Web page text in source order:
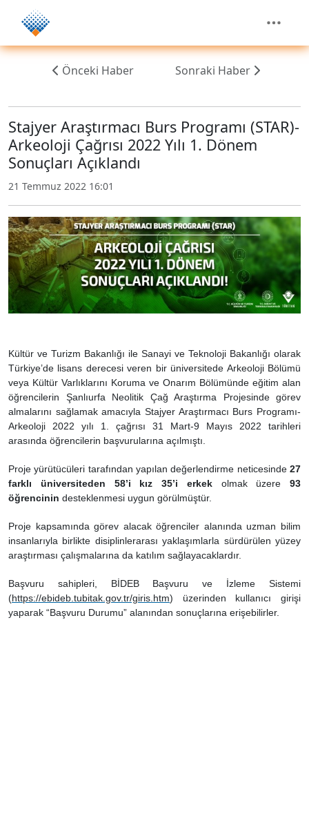
Önceki Haber Sonraki Haber
Stajyer Araştırmacı Burs Programı (STAR)-
Arkeoloji Çağrısı 2022 Yılı 1. Dönem
Sonuçları Açıklandı
21 Temmuz 2022 16:01
Kültür ve Turizm Bakanlığı ile Sanayi ve Teknoloji Bakanlığı olarak
Türkiye’de lisans derecesi veren bir üniversitede Arkeoloji Bölümü
veya Kültür Varlıklarını Koruma ve Onarım Bölümünde eğitim alan
öğrencilerin Şanlıurfa Neolitik Çağ Araştırma Projesinde görev
almalarını sağlamak amacıyla Stajyer Araştırmacı Burs Programı-
Arkeoloji 2022 yılı 1. çağrısı 31 Mart-9 Mayıs 2022 tarihleri
arasında öğrencilerin başvurularına açılmıştı.
Proje yürütücüleri tarafından yapılan değerlendirme neticesinde 27
farklı üniversiteden
58’i kız 35’i erkekolmak üzere 93
öğrencinin desteklenmesi uygun görülmüştür.
Proje kapsamında görev alacak öğrenciler alanında uzman bilim
insanlarıyla birlikte disiplinlerarası yaklaşımlarla sürdürülen yüzey
araştırması çalışmalarına da katılım sağlayacaklardır.
Başvuru sahipleri, BİDEB Başvuru ve İzleme Sistemi
(https://ebideb.tubitak.gov.tr/giris.htm) üzerinden kullanıcı girişi
yaparak “Başvuru Durumu” alanından sonuçlarına erişebilirler.